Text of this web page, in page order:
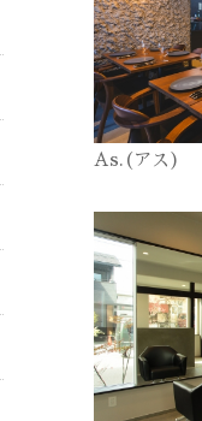
As.(アス)